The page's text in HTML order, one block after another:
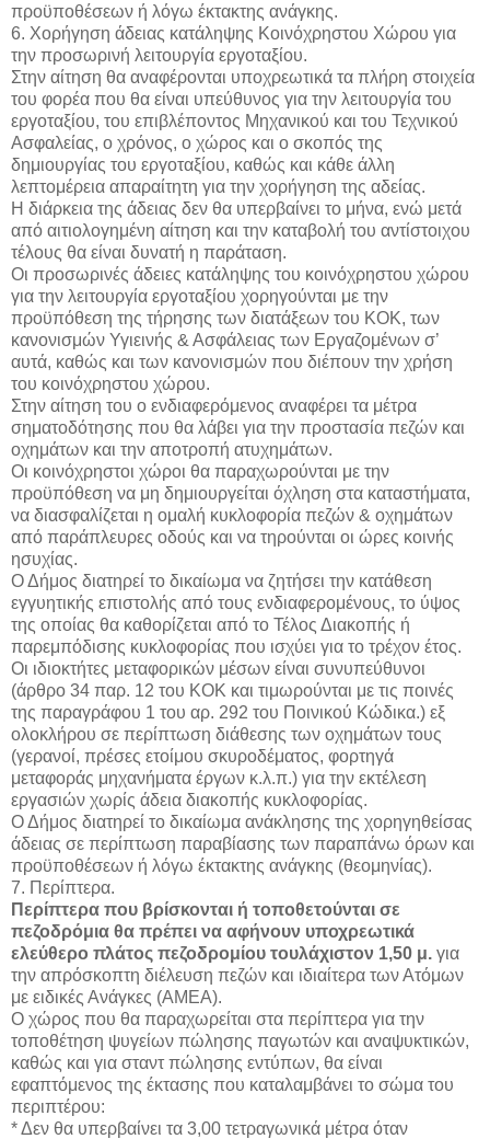
προϋποθέσεων ή λόγω έκτακτης ανάγκης.
6. Χορήγηση άδειας κατάληψης Κοινόχρηστου Χώρου για
την προσωρινή λειτουργία εργοταξίου.
Στην αίτηση θα αναφέρονται υποχρεωτικά τα πλήρη στοιχεία
του φορέα που θα είναι υπεύθυνος για την λειτουργία του
εργοταξίου, του επιβλέποντος Μηχανικού και του Τεχνικού
Ασφαλείας, ο χρόνος, ο χώρος και ο σκοπός της
δημιουργίας του εργοταξίου, καθώς και κάθε άλλη
λεπτομέρεια απαραίτητη για την χορήγηση της αδείας.
Η διάρκεια της άδειας δεν θα υπερβαίνει το μήνα, ενώ μετά
από αιτιολογημένη αίτηση και την καταβολή του αντίστοιχου
τέλους θα είναι δυνατή η παράταση.
Οι προσωρινές άδειες κατάληψης του κοινόχρηστου χώρου
για την λειτουργία εργοταξίου χορηγούνται με την
προϋπόθεση της τήρησης των διατάξεων του ΚΟΚ, των
κανονισμών Υγιεινής & Ασφάλειας των Εργαζομένων σ’
αυτά, καθώς και των κανονισμών που διέπουν την χρήση
του κοινόχρηστου χώρου.
Στην αίτηση του ο ενδιαφερόμενος αναφέρει τα μέτρα
σηματοδότησης που θα λάβει για την προστασία πεζών και
οχημάτων και την αποτροπή ατυχημάτων.
Οι κοινόχρηστοι χώροι θα παραχωρούνται με την
προϋπόθεση να μη δημιουργείται όχληση στα καταστήματα,
να διασφαλίζεται η ομαλή κυκλοφορία πεζών & οχημάτων
από παράπλευρες οδούς και να τηρούνται οι ώρες κοινής
ησυχίας.
Ο Δήμος διατηρεί το δικαίωμα να ζητήσει την κατάθεση
εγγυητικής επιστολής από τους ενδιαφερομένους, το ύψος
της οποίας θα καθορίζεται από το Τέλος Διακοπής ή
παρεμπόδισης κυκλοφορίας που ισχύει για το τρέχον έτος.
Οι ιδιοκτήτες μεταφορικών μέσων είναι συνυπεύθυνοι
(άρθρο 34 παρ. 12 του ΚΟΚ και τιμωρούνται με τις ποινές
της παραγράφου 1 του αρ. 292 του Ποινικού Κώδικα.) εξ
ολοκλήρου σε περίπτωση διάθεσης των οχημάτων τους
(γερανοί, πρέσες ετοίμου σκυροδέματος, φορτηγά
μεταφοράς μηχανήματα έργων κ.λ.π.) για την εκτέλεση
εργασιών χωρίς άδεια διακοπής κυκλοφορίας.
Ο Δήμος διατηρεί το δικαίωμα ανάκλησης της χορηγηθείσας
άδειας σε περίπτωση παραβίασης των παραπάνω όρων και
προϋποθέσεων ή λόγω έκτακτης ανάγκης (θεομηνίας).
7. Περίπτερα.
Περίπτερα που βρίσκονται ή τοποθετούνται σε
πεζοδρόμια θα πρέπει να αφήνουν υποχρεωτικά
ελεύθερο πλάτος πεζοδρομίου τουλάχιστον 1,50 μ. για
την απρόσκοπτη διέλευση πεζών και ιδιαίτερα των Ατόμων
με ειδικές Ανάγκες (ΑΜΕΑ).
Ο χώρος που θα παραχωρείται στα περίπτερα για την
τοποθέτηση ψυγείων πώλησης παγωτών και αναψυκτικών,
καθώς και για σταντ πώλησης εντύπων, θα είναι
εφαπτόμενος της έκτασης που καταλαμβάνει το σώμα του
περιπτέρου:
* Δεν θα υπερβαίνει τα 3,00 τετραγωνικά μέτρα όταν